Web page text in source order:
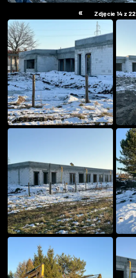
« Zdjęcie 14 z 22